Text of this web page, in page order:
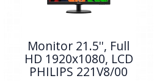
Monitor 21.5'', Full
HD 1920x1080, LCD
PHILIPS 221V8/00